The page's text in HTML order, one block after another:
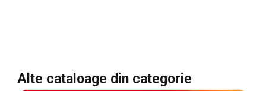
Alte cataloage din categorie